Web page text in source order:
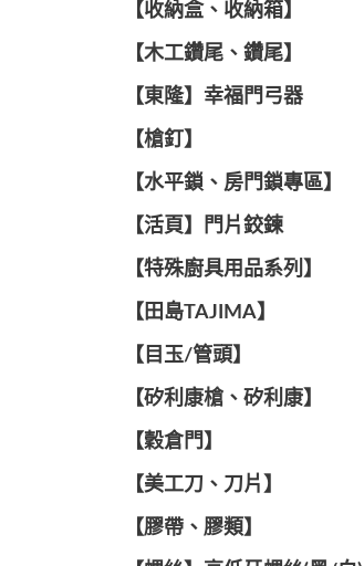
【收納盒、收納箱】
【木工鑽尾、鑽尾】
【東隆】幸福門弓器
【槍釘】
【水平鎖、房門鎖專區】
【活頁】門片鉸鍊
【特殊廚具用品系列】
【田島TAJIMA】
【目玉/管頭】
【矽利康槍、矽利康】
【穀倉門】
【美工刀、刀片】
【膠帶、膠類】